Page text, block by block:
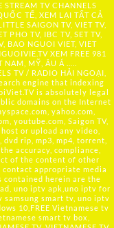
STREAM TV CHANNELS
TẾ, XEM LẠI TẤT CẢ
SAIGON TV, VIET TV,
PHO TV, IBC TV, SET TV,
BAO NGUOI VIET, VIET
XEM FREE 981
MỸ, ÂU Á …..
TV / RADIO HẢI NGOẠI,
engine that indexing
is absolutely legal
domains on the Internet
yahoo.com,
youtube.com, Saigon TV,
or upload any video,
rip, mp3, mp4, torrent,
accuracy, compliance,
of the content of other
contact appropriate media
contained herein are the
uno iptv apk,uno iptv for
smart tv, uno iptv
10,FREE Vietnamese tv
smart tv box,